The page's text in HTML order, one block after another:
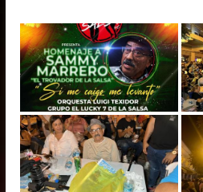
Puerto
Rico